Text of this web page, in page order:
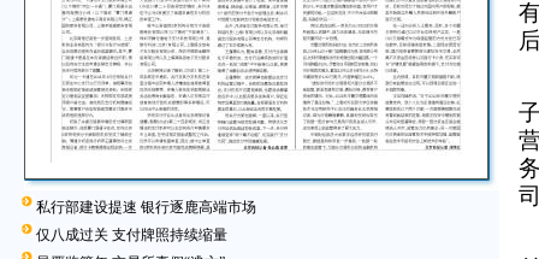
私行部建设提速 银行逐鹿高端市场
仅八成过关 支付牌照持续缩量